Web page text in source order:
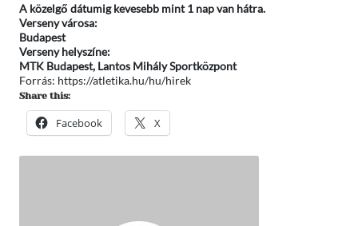
A közelgő dátumig kevesebb mint 1 nap van hátra.
Verseny városa:
Budapest
Verseny helyszíne:
MTK Budapest, Lantos Mihály Sportközpont
Forrás: https://atletika.hu/hu/hirek
Share this:
Facebook X